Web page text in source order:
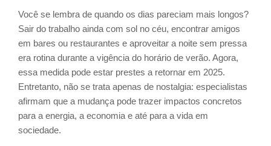
Você se lembra de quando os dias pareciam mais longos?
Sair do trabalho ainda com sol no céu, encontrar amigos
em bares ou restaurantes e aproveitar a noite sem pressa
era rotina durante a vigência do horário de verão. Agora,
essa medida pode estar prestes a retornar em 2025.
Entretanto, não se trata apenas de nostalgia: especialistas
afirmam que a mudança pode trazer impactos concretos
para a energia, a economia e até para a vida em
sociedade.